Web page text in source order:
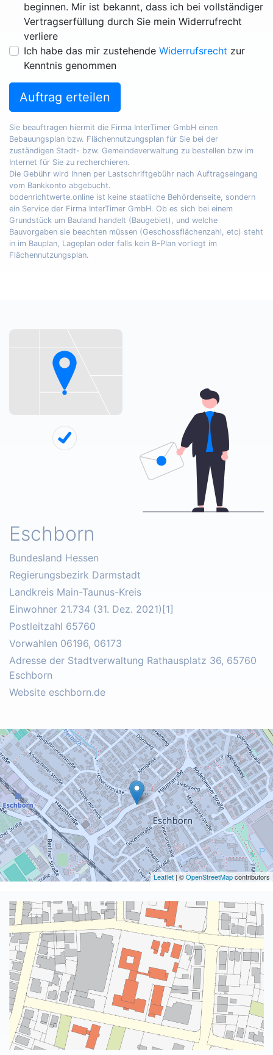
beginnen. Mir ist bekannt, dass ich bei vollständiger
Vertragserfüllung durch Sie mein Widerrufrecht
verliere
Ich habe das mir zustehende Widerrufsrecht zur
Kenntnis genommen
Auftrag erteilen
Sie beauftragen hiermit die Firma InterTimer GmbH einen
Bebauungsplan bzw. Flächennutzungsplan für Sie bei der
zuständigen Stadt- bzw. Gemeindeverwaltung zu bestellen bzw im
Internet für Sie zu recherchieren.
Die Gebühr wird Ihnen per Lastschriftgebühr nach Auftragseingang
vom Bankkonto abgebucht.
bodenrichtwerte.online ist keine staatliche Behördenseite, sondern
ein Service der Firma InterTimer GmbH. Ob es sich bei einem
Grundstück um Bauland handelt (Baugebiet), und welche
Bauvorgaben sie beachten müssen (Geschossflächenzahl, etc) steht
in im Bauplan, Lageplan oder falls kein B-Plan vorliegt im
Flächennutzungsplan.
Eschborn
Bundesland Hessen
Regierungsbezirk Darmstadt
Landkreis Main-Taunus-Kreis
Einwohner 21.734 (31. Dez. 2021)[1]
Postleitzahl 65760
Vorwahlen 06196, 06173
Adresse der Stadtverwaltung Rathausplatz 36, 65760
Eschborn
Website eschborn.de
Leaflet | ©OpenStreetMapcontributors